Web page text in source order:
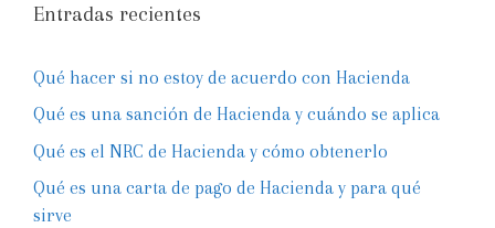
Entradas recientes
Qué hacer si no estoy de acuerdo con Hacienda
Qué es una sanción de Hacienda y cuándo se aplica
Qué es el NRC de Hacienda y cómo obtenerlo
Qué es una carta de pago de Hacienda y para qué
sirve